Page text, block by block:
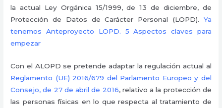
la actual Ley Orgánica 15/1999, de 13 de diciembre, de
Protección de Datos de Carácter Personal (LOPD). Ya
tenemos Anteproyecto LOPD. 5 Aspectos claves para
empezar
Con el ALOPD se pretende adaptar la regulación actual al
Reglamento (UE) 2016/679 del Parlamento Europeo y del
Consejo, de 27 de abril de 2016, relativo a la protección de
las personas físicas en lo que respecta al tratamiento de